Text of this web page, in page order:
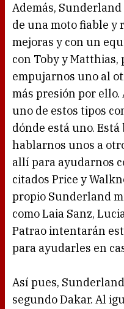
Además,
de una moto fiable y
mejoras y con un
con Toby y Matthias,
empujarnos uno al
más presión por ello.
uno de estos tipos
dónde está uno.
hablarnos unos a
allí para ayudarnos
citados Price y
propio Sunderland
como Laia Sanz,
Patrao intentarán
para ayudarles en
Así pues,
segundo Dakar. Al